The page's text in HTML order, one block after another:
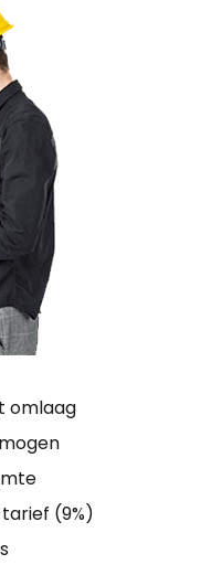
omlaag
(9%)